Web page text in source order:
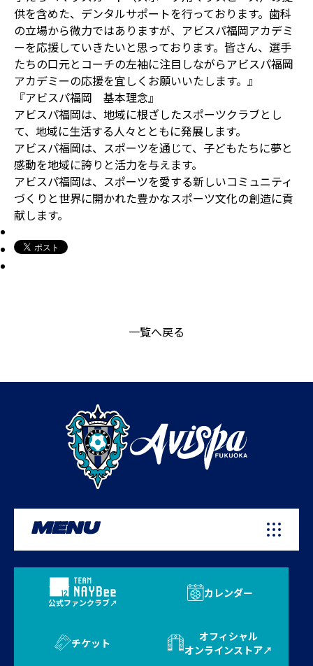
供を含めた、デンタルサポートを行っております。歯科
の立場から微力ではありますが、アビスパ福岡アカデミ
ーを応援していきたいと思っております。皆さん、選手
たちの口元とコーチの左袖に注目しながらアビスパ福岡
アカデミーの応援を宜しくお願いいたします。』
『アビスパ福岡 基本理念』
アビスパ福岡は、地域に根ざしたスポーツクラブとし
て、地域に生活する人々とともに発展します。
アビスパ福岡は、スポーツを通じて、子どもたちに夢と
感動を地域に誇りと活力を与えます。
アビスパ福岡は、スポーツを愛する新しいコミュニティ
づくりと世界に開かれた豊かなスポーツ文化の創造に貢
献します。
一覧へ戻る
MENU
公式ファンクラブ
カレンダー
チケット
オフィシャル
オンラインストア